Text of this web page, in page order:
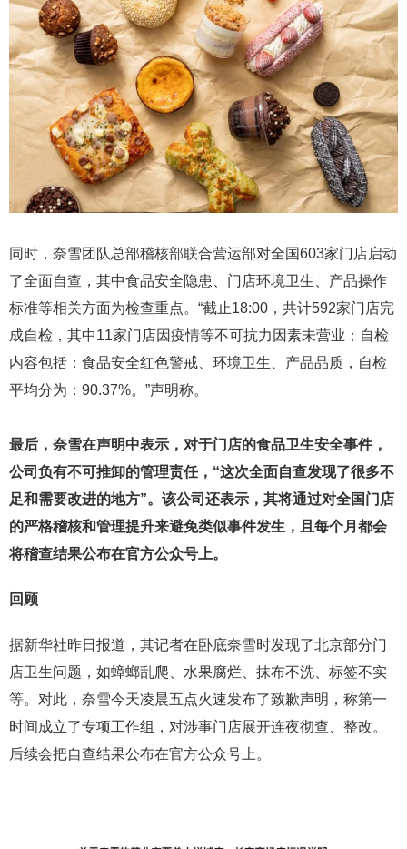
同时，奈雪团队总部稽核部联合营运部对全国603家门店启动
了全面自查，其中食品安全隐患、门店环境卫生、产品操作
标准等相关方面为检查重点。“截止18:00，共计592家门店完
成自检，其中11家门店因疫情等不可抗力因素未营业；自检
内容包括：食品安全红色警戒、环境卫生、产品品质，自检
平均分为：90.37%。”声明称。
最后，奈雪在声明中表示，对于门店的食品卫生安全事件，
公司负有不可推卸的管理责任，“这次全面自查发现了很多不
足和需要改进的地方”。该公司还表示，其将通过对全国门店
的严格稽核和管理提升来避免类似事件发生，且每个月都会
将稽查结果公布在官方公众号上。
回顾
据新华社昨日报道，其记者在卧底奈雪时发现了北京部分门
店卫生问题，如蟑螂乱爬、水果腐烂、抹布不洗、标签不实
等。对此，奈雪今天凌晨五点火速发布了致歉声明，称第一
时间成立了专项工作组，对涉事门店展开连夜彻查、整改。
后续会把自查结果公布在官方公众号上。